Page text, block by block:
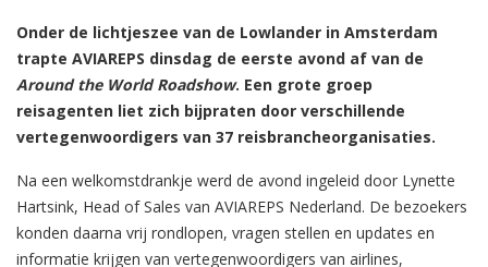
Onder de lichtjeszee van de Lowlander in Amsterdam
trapte AVIAREPS dinsdag de eerste avond af van de
Around the World Roadshow. Een grote groep
reisagenten liet zich bijpraten door verschillende
vertegenwoordigers van 37 reisbrancheorganisaties.
Na een welkomstdrankje werd de avond ingeleid door Lynette
Hartsink, Head of Sales van AVIAREPS Nederland. De bezoekers
konden daarna vrij rondlopen, vragen stellen en updates en
informatie krijgen van vertegenwoordigers van airlines,